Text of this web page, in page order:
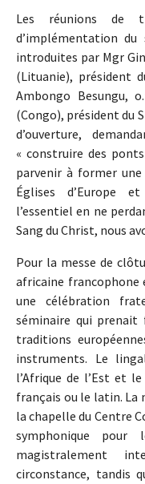
Les réunions de
d’implémentation
introduites par Mgr
(Lituanie), président
Ambongo Besungu,
(Congo), président du
d’ouverture,
« construire des
parvenir à former
Églises d’Europe
l’essentiel en ne
Sang du Christ, nous
Pour la messe de
africaine francophone
une célébration
séminaire qui prenait
traditions
instruments. Le
l’Afrique de l’Est et
français ou le latin. La
la chapelle du Centre
symphonique pour
magistralement
circonstance, tandis